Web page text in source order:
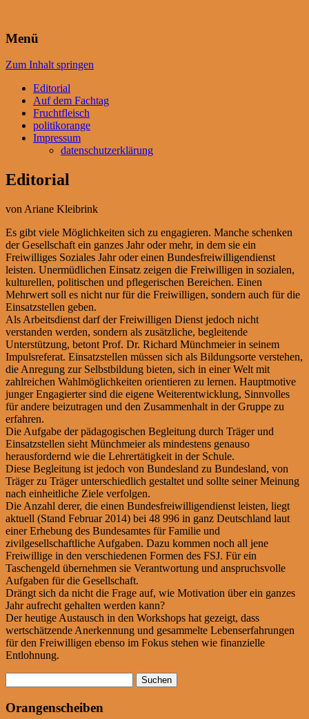
politikorange
Menü
Zum Inhalt springen
Editorial
Auf dem Fachtag
Fruchtfleisch
politikorange
Impressum
datenschutzerklärung
Editorial
von Ariane Kleibrink
Es gibt viele Möglichkeiten sich zu engagieren. Manche schenken
der Gesellschaft ein ganzes Jahr oder mehr, in dem sie ein
Freiwilliges Soziales Jahr oder einen Bundesfreiwilligendienst
leisten. Unermüdlichen Einsatz zeigen die Freiwilligen in sozialen,
kulturellen, politischen und pflegerischen Bereichen. Einen
Mehrwert soll es nicht nur für die Freiwilligen, sondern auch für die
Einsatzstellen geben.
Als Arbeitsdienst darf der Freiwilligen Dienst jedoch nicht
verstanden werden, sondern als zusätzliche, begleitende
Unterstützung, betont Prof. Dr. Richard Münchmeier in seinem
Impulsreferat. Einsatzstellen müssen sich als Bildungsorte verstehen,
die Anregung zur Selbstbildung bieten, sich in einer Welt mit
zahlreichen Wahlmöglichkeiten orientieren zu lernen. Hauptmotive
junger Engagierter sind die eigene Weiterentwicklung, Sinnvolles
für andere beizutragen und den Zusammenhalt in der Gruppe zu
erfahren.
Die Aufgabe der pädagogischen Begleitung durch Träger und
Einsatzstellen sieht Münchmeier als mindestens genauso
herausfordernd wie die Lehrertätigkeit in der Schule.
Diese Begleitung ist jedoch von Bundesland zu Bundesland, von
Träger zu Träger unterschiedlich gestaltet und sollte seiner Meinung
nach einheitliche Ziele verfolgen.
Die Anzahl derer, die einen Bundesfreiwilligendienst leisten, liegt
aktuell (Stand Februar 2014) bei 48 996 in ganz Deutschland laut
einer Erhebung des Bundesamtes für Familie und
zivilgesellschaftliche Aufgaben. Dazu kommen noch all jene
Freiwillige in den verschiedenen Formen des FSJ. Für ein
Taschengeld übernehmen sie Verantwortung und anspruchsvolle
Aufgaben für die Gesellschaft.
Drängt sich da nicht die Frage auf, wie Motivation über ein ganzes
Jahr aufrecht gehalten werden kann?
Der heutige Austausch in den Workshops hat gezeigt, dass
wertschätzende Anerkennung und gesammelte Lebenserfahrungen
für den Freiwilligen ebenso im Fokus stehen wie finanzielle
Entlohnung.
nach:
Orangenscheiben